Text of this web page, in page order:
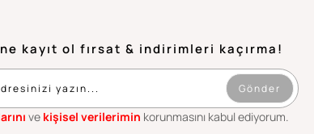
kayıt ol fırsat & indirimleri kaçırma!
Gönder
ve kişisel verilerimin korunmasını kabul ediyorum.